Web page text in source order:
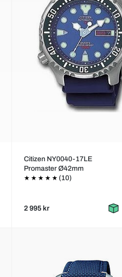
Citizen NY0040-17LE
Promaster Ø42mm
(10)
2 995 kr